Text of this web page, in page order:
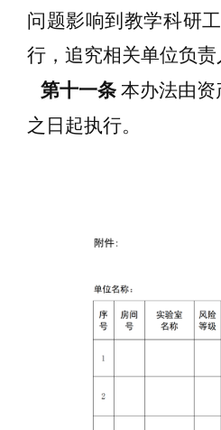
问题影响到教学科研
行，追究相关单位负责
第十一条 本办法由资
之日起执行。